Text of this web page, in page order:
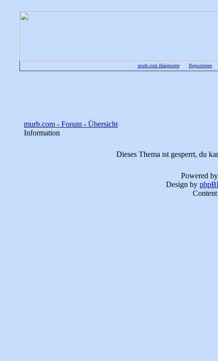
murb.com Hauptseite• Registrieren
murb.com - Forum - Übersicht
Information
Dieses Thema ist gesperrt, du
Powered
Design by